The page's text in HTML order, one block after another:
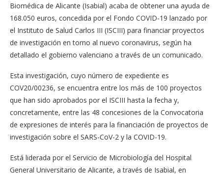
Biomédica de Alicante (Isabial) acaba de obtener una ayuda de
168.050 euros, concedida por el Fondo COVID-19 lanzado por
el Instituto de Salud Carlos III (ISCIII) para financiar proyectos
de investigación en torno al nuevo coronavirus, según ha
detallado el gobierno valenciano a través de un comunicado.
Esta investigación, cuyo número de expediente es
COV20/00236, se encuentra entre los más de 100 proyectos
que han sido aprobados por el ISCIII hasta la fecha y,
concretamente, entre las 48 concesiones de la Convocatoria
de expresiones de interés para la financiación de proyectos de
investigación sobre el SARS-CoV-2 y la COVID-19.
Está liderada por el Servicio de Microbiología del Hospital
General Universitario de Alicante, a través de Isabial, en